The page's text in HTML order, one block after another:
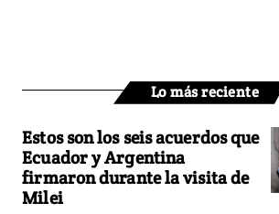
Lo más reciente
Estos son los seis acuerdos que
Ecuador y Argentina
firmaron durante la visita de
Milei